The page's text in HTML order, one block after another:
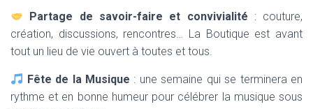
Partage de savoir-faire et convivialité : couture,
création, discussions, rencontres… La Boutique est avant
tout un lieu de vie ouvert à toutes et tous.
Fête de la Musique : une semaine qui se terminera en
rythme et en bonne humeur pour célébrer la musique sous